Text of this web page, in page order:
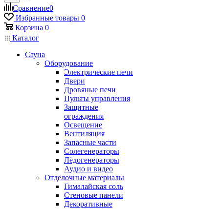
Сравнение0
Избранные товары 0
Корзина 0
Каталог
Сауна
Оборудование
Электрические печи
Двери
Дровяные печи
Пульты управления
Защитные
ограждения
Освещение
Вентиляция
Запасные части
Солегенераторы
Лёдогенераторы
Аудио и видео
Отделочные материалы
Гималайская соль
Стеновые панели
Декоративные